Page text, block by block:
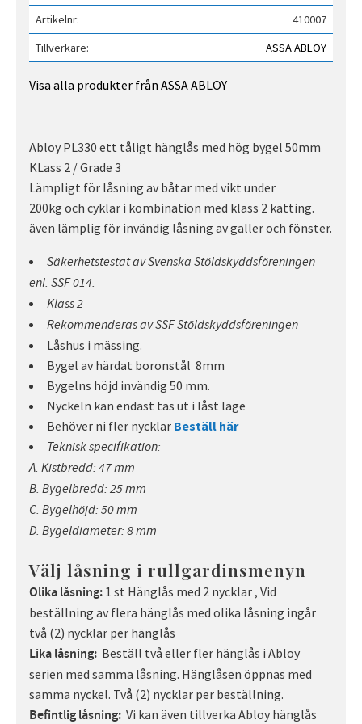
Artikelnr
410007
Tillverkare
ASSA ABLOY
Visa alla produkter från ASSA ABLOY
Abloy PL330 ett tåligt hänglås med hög bygel 50mm
KLass 2 / Grade 3
Lämpligt för låsning av båtar med vikt under
200kg och cyklar i kombination med klass 2 kätting.
även lämplig för invändig låsning av galler och fönster.
Säkerhetstestat av Svenska Stöldskyddsföreningen
enl. SSF 014.
Klass 2
Rekommenderas av SSF Stöldskyddsföreningen
Låshus i mässing.
Bygel av härdat boronstål 8mm
Bygelns höjd invändig 50 mm.
Nyckeln kan endast tas ut i låst läge
Behöver ni fler nycklar Beställ här
Teknisk specifikation:
A. Kistbredd: 47 mm
B. Bygelbredd: 25 mm
C. Bygelhöjd: 50 mm
D. Bygeldiameter: 8 mm
Välj låsning i rullgardinsmenyn
Olika låsning: 1 st Hänglås med 2 nycklar , Vid
beställning av flera hänglås med olika låsning ingår
två (2) nycklar per hänglås
Lika låsning: Beställ två eller fler hänglås i Abloy
serien med samma låsning. Hänglåsen öppnas med
samma nyckel. Två (2) nycklar per beställning.
Befintlig låsning: Vi kan även tillverka Abloy hänglås